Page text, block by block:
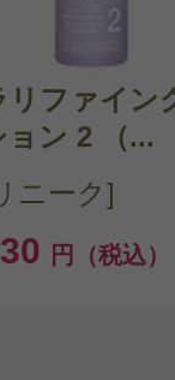
ティング
きれいに
も白っぽ
鏡の中の
リファイン
ョン 2 （...
ニーク]
円（税込）